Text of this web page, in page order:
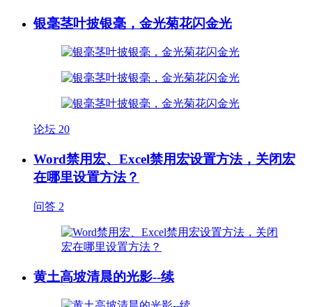
银毫茎叶披银毫，金光菊花闪金光
论坛 20
Word禁用宏、Excel禁用宏设置方法，关闭宏
在哪里设置方法？
问答 2
黄土高坡清晨的光影--续